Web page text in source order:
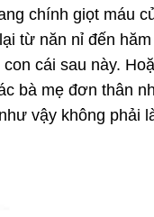
chính giọt máu
từ năn nỉ đến
cái sau này.
bà mẹ đơn thân
vậy không phải